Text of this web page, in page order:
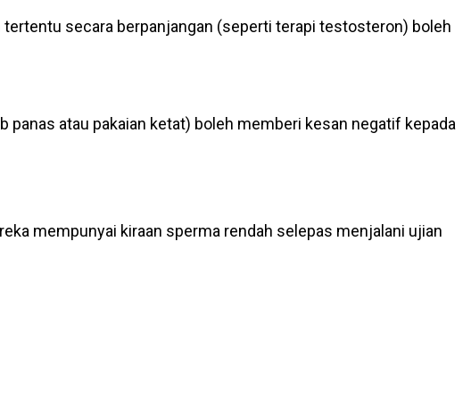
secara berpanjangan (seperti terapi testosteron) boleh
panas atau pakaian ketat) boleh memberi kesan negatif kepada
mempunyai kiraan sperma rendah selepas menjalani ujian